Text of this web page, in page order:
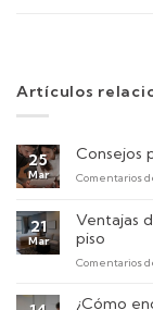
Artículos
25
Mar
Consejos
Comentarios
21
Mar
Ventajas
piso
Comentarios
¿Cómo